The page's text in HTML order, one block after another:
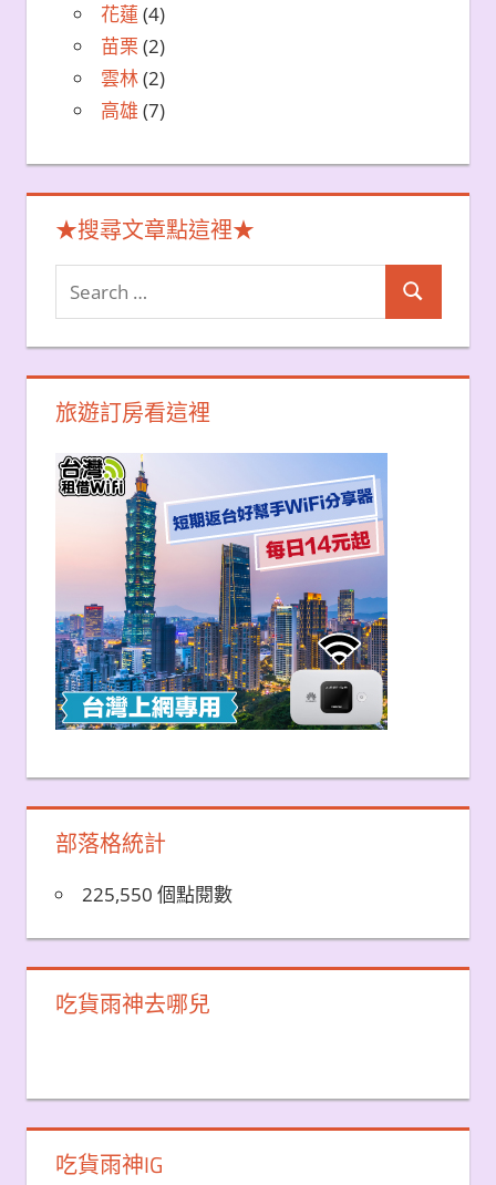
花蓮 (4)
苗栗 (2)
雲林(2)
高雄 (7)
★搜尋文章點這裡★
Search
for:
Search
旅遊訂房看這裡
部落格統計
225,550 個點閱數
吃貨雨神去哪兒
吃貨雨神IG